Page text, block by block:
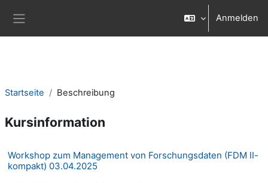
Anmelden
Startseite Beschreibung
Kursinformation
Workshop zum Management von Forschungsdaten (FDM II-
kompakt) 03.04.2025